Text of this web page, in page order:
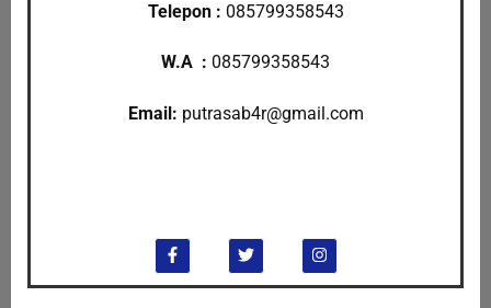
Telepon : 085799358543
W.A : 085799358543
Email: putrasab4r@gmail.com